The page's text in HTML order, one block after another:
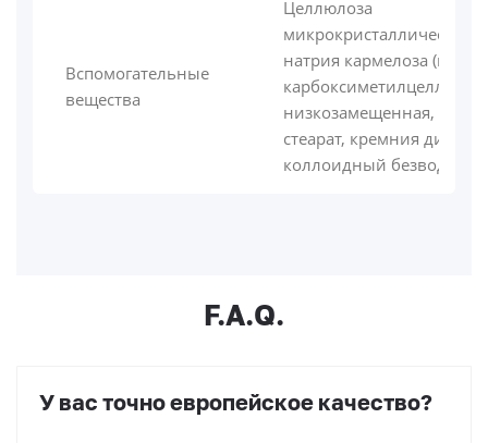
Вспомогательные
вещества
Целлюлоза
микрокристаллическая,
натрия кармелоза
низкозамещенная,
стеарат, кремния
коллоидный безводный
F.A.Q.
У вас точно европейское качество?